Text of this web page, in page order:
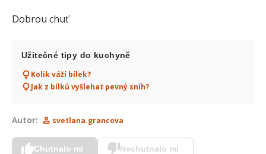
Dobrou chuť
Užitečné tipy do kuchyně
Kolik váží bílek?
Jak z bílků vyšlehat pevný sníh?
Autor: svetlana.grancova
Chutnalo mi Nechutnalo mi